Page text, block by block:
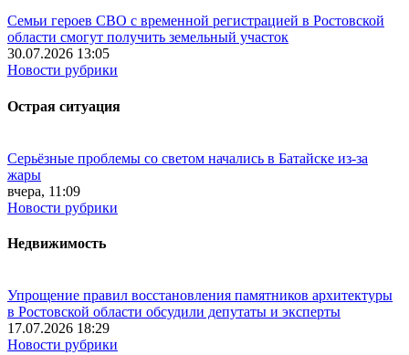
Семьи героев СВО с временной регистрацией в Ростовской
области смогут получить земельный участок
30.07.2026 13:05
Новости рубрики
Острая ситуация
Серьёзные проблемы со светом начались в Батайске из-за
жары
вчера, 11:09
Новости рубрики
Недвижимость
Упрощение правил восстановления памятников архитектуры
в Ростовской области обсудили депутаты и эксперты
17.07.2026 18:29
Новости рубрики